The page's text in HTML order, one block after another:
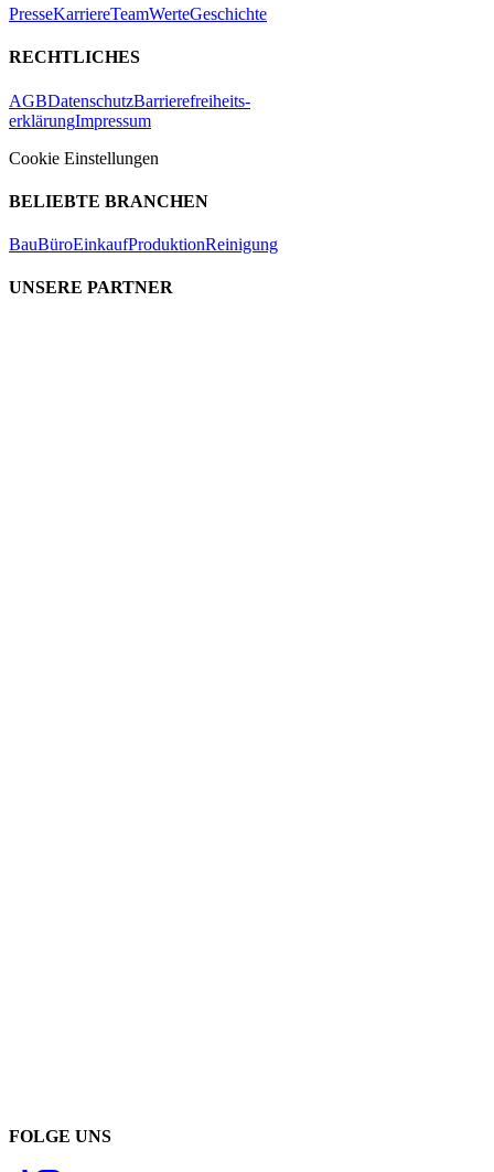
PresseKarriereTeamWerteGeschichte
RECHTLICHES
AGBDatenschutzBarrierefreiheits-
erklärungImpressum
Cookie Einstellungen
BELIEBTE BRANCHEN
BauBüroEinkaufProduktionReinigung
UNSERE PARTNER
FOLGE UNS